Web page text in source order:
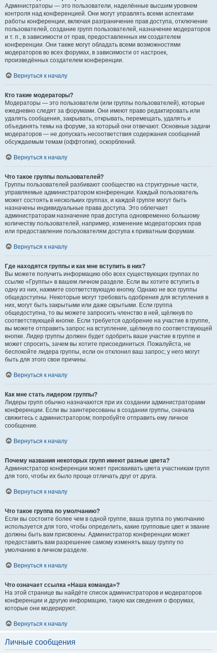
Администраторы — это пользователи, наделённые высшим уровнем
контроля над конференцией. Они могут управлять всеми аспектами
работы конференции, включая разграничение прав доступа, отключение
пользователей, создание групп пользователей, назначение модераторов
и т. п., в зависимости от прав, предоставленных им создателем
конференции. Они также могут обладать всеми возможностями
модераторов во всех форумах, в зависимости от настроек,
произведённых создателем конференции.
Вернуться к началу
Кто такие модераторы?
Модераторы — это пользователи (или группы пользователей), которые
ежедневно следят за форумами. Они имеют право редактировать или
удалять сообщения, закрывать, открывать, перемещать, удалять и
объединять темы на форуме, за который они отвечают. Основные задачи
модераторов — не допускать несоответствия содержания сообщений
обсуждаемым темам (оффтопик), оскорблений.
Вернуться к началу
Что такое группы пользователей?
Группы пользователей разбивают сообщество на структурные части,
управляемые администратором конференции. Каждый пользователь
может состоять в нескольких группах, и каждой группе могут быть
назначены индивидуальные права доступа. Это облегчает
администраторам назначение прав доступа одновременно большому
количеству пользователей, например, изменение модераторских прав
или предоставление пользователям доступа к приватным форумам.
Вернуться к началу
Где находятся группы и как мне вступить в них?
Вы можете получить информацию обо всех существующих группах по
ссылке «Группы» в вашем личном разделе. Если вы хотите вступить в
одну из них, нажмите соответствующую кнопку. Однако не все группы
общедоступны. Некоторые могут требовать одобрения для вступления в
них, могут быть закрытыми или даже скрытыми. Если группа
общедоступна, то вы можете запросить членство в ней, щёлкнув по
соответствующей кнопке. Если требуется одобрение на участие в группе,
вы можете отправить запрос на вступление, щёлкнув по соответствующей
кнопке. Лидер группы должен будет одобрить ваше участие в группе и
может спросить, зачем вы хотите присоединиться. Пожалуйста, не
беспокойте лидера группы, если он отклонил ваш запрос; у него могут
быть для этого свои причины.
Вернуться к началу
Как мне стать лидером группы?
Лидеры групп обычно назначаются при их создании администраторами
конференции. Если вы заинтересованы в создании группы, сначала
свяжитесь с администратором; попробуйте отправить ему личное
сообщение.
Вернуться к началу
Почему названия некоторых групп имеют разные цвета?
Администратор конференции может присваивать цвета участникам групп
для того, чтобы их было проще отличать друг от друга.
Вернуться к началу
Что такое группа по умолчанию?
Если вы состоите более чем в одной группе, ваша группа по умолчанию
используется для того, чтобы определить, какие групповые цвет и звание
должны быть вам присвоены. Администратор конференции может
предоставить вам разрешение самому изменять вашу группу по
умолчанию в личном разделе.
Вернуться к началу
Что означает ссылка «Наша команда»?
На этой странице вы найдёте список администраторов и модераторов
конференции и другую информацию, такую как сведения о форумах,
которые они модерируют.
Вернуться к началу
Личные сообщения